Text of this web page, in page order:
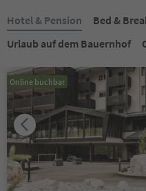
Hotel & Pension
Bed &
Urlaub auf dem Bauernhof
Online buchbar